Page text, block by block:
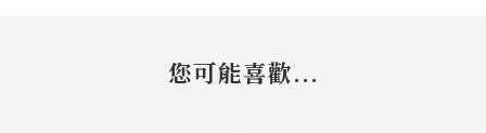
您可能喜歡...